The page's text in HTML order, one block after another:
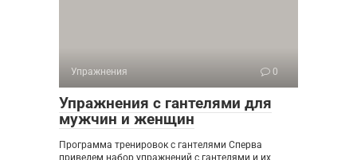
Упражнения 0
Упражнения с гантелями для
мужчин и женщин
Программа тренировок с гантелями Сперва
приведем набор упражнений с гантелями и их